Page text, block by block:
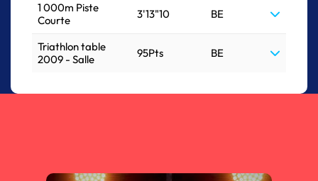
1 000m Piste
Courte
3'13"10 BE
Triathlon table
2009 - Salle
95Pts BE